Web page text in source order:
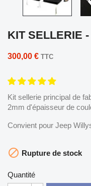
KIT SELLERIE
300,00 € TTC
Kit sellerie principal de
2mm d'épaisseur de
Convient pour Jeep
 Rupture de stock
Quantité